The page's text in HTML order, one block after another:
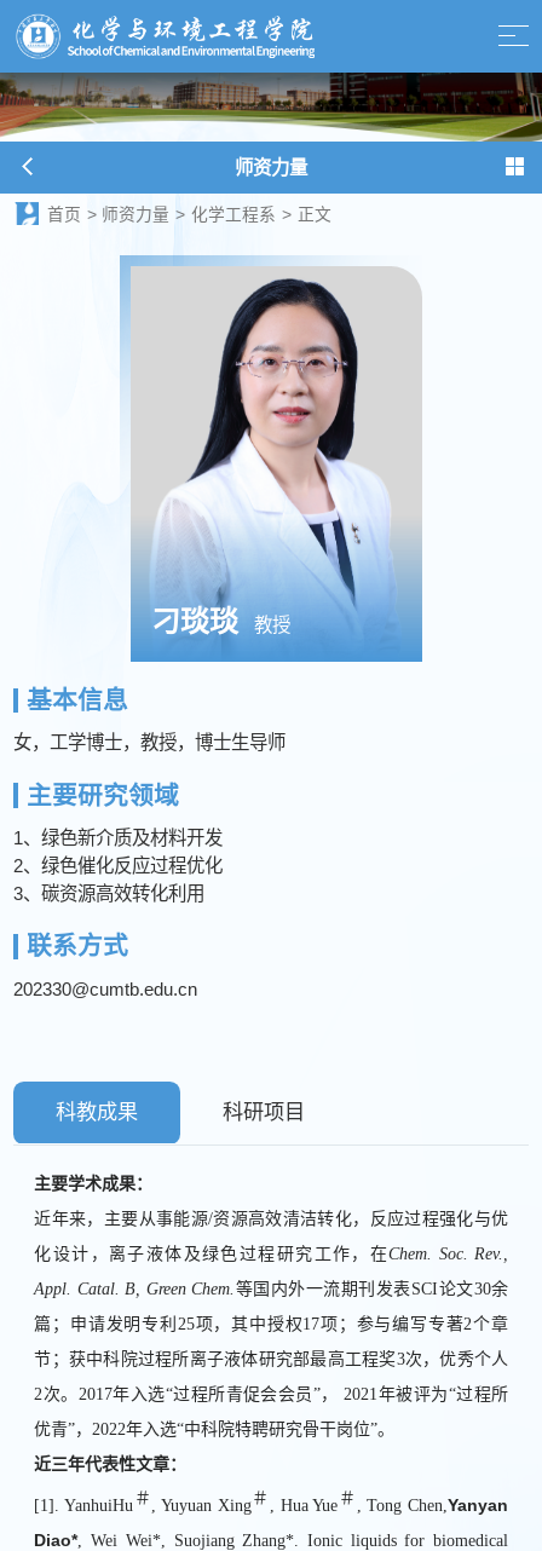
师资力量
首页 > 师资力量 > 化学工程系 > 正文
刁琰琰 教授
基本信息
女，工学博士，教授，博士生导师
主要研究领域
1、绿色新介质及材料开发
2、绿色催化反应过程优化
3、碳资源高效转化利用
联系方式
202330@cumtb.edu.cn
科教成果 科研项目
主要学术成果：
近年来，主要从事能源/资源高效清洁转化，反应过程强化与优
化设计，离子液体及绿色过程研究工作，在Chem. Soc. Rev.,
Appl. Catal. B, Green Chem. 等国内外一流期刊发表 SCI论文30余
篇；申请发明专利 25项，其中授权17项；参与编写专著2个章
节；获中科院过程所离子液体研究部最高工程奖3次，优秀个人
2次。 2017年入选“过程所青促会会员 ”，2021年被评为“过程所
优青”，2022年入选“中科院特聘研究骨干岗位”。
近三年代表性文章：
[1]. YanhuiHu ＃ , Yuyuan Xing＃ , Hua Yue ＃ , Tong Chen,Yanyan
Diao*, Wei Wei*, Suojiang Zhang*. Ionic liquids for biomedical